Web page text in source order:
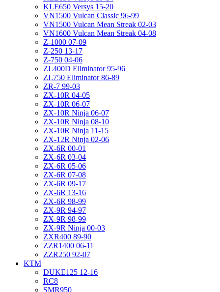
KLE650 Versys 15-20
VN1500 Vulcan Classic 96-99
VN1500 Vulcan Mean Streak 02-03
VN1600 Vulcan Mean Streak 04-08
Z-1000 07-09
Z-250 13-17
Z-750 04-06
ZL400D Eliminator 95-96
ZL750 Eliminator 86-89
ZR-7 99-03
ZX-10R 04-05
ZX-10R 06-07
ZX-10R Ninja 06-07
ZX-10R Ninja 08-10
ZX-10R Ninja 11-15
ZX-12R Ninja 02-06
ZX-6R 00-01
ZX-6R 03-04
ZX-6R 05-06
ZX-6R 07-08
ZX-6R 09-17
ZX-6R 13-16
ZX-6R 98-99
ZX-9R 94-97
ZX-9R 98-99
ZX-9R Ninja 00-03
ZXR400 89-90
ZZR1400 06-11
ZZR250 92-07
KTM
DUKE125 12-16
RC8
SMR950